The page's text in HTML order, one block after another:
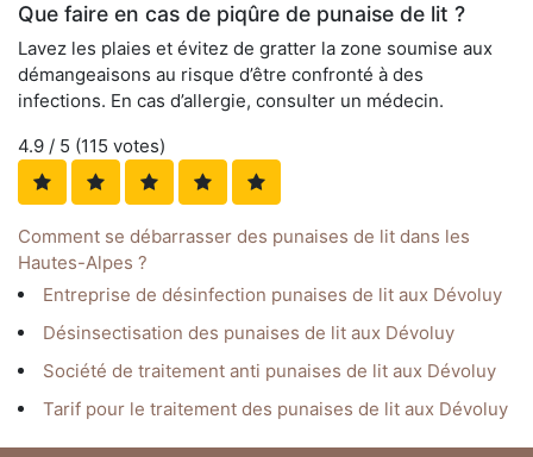
Que faire en cas de piqûre de punaise de lit ?
Lavez les plaies et évitez de gratter la zone soumise aux
démangeaisons au risque d’être confronté à des
infections. En cas d’allergie, consulter un médecin.
4.9 / 5 (115 votes)
Comment se débarrasser des punaises de lit dans les
Hautes-Alpes ?
Entreprise de désinfection punaises de lit aux Dévoluy
Désinsectisation des punaises de lit aux Dévoluy
Société de traitement anti punaises de lit aux Dévoluy
Tarif pour le traitement des punaises de lit aux Dévoluy